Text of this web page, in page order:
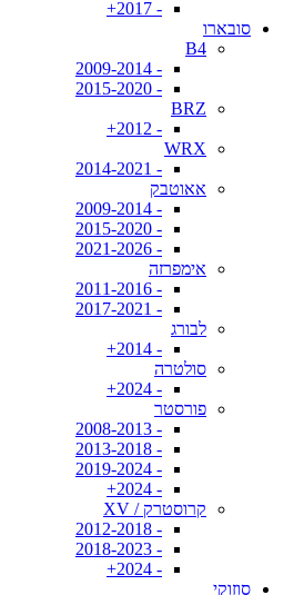
- 2017+
סובארו
B4
- 2009-2014
- 2015-2020
BRZ
- 2012+
WRX
- 2014-2021
אאוטבק
- 2009-2014
- 2015-2020
- 2021-2026
אימפרזה
- 2011-2016
- 2017-2021
לבורג
- 2014+
סולטרה
- 2024+
פורסטר
- 2008-2013
- 2013-2018
- 2019-2024
- 2024+
קרוסטרק / XV
- 2012-2018
- 2018-2023
- 2024+
סוזוקי